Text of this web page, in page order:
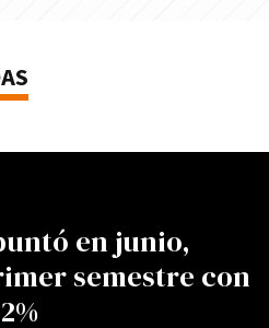
en junio,
semestre con